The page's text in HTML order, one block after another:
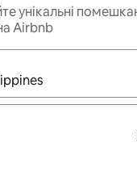
унікальні
Airbnb
пошуку,